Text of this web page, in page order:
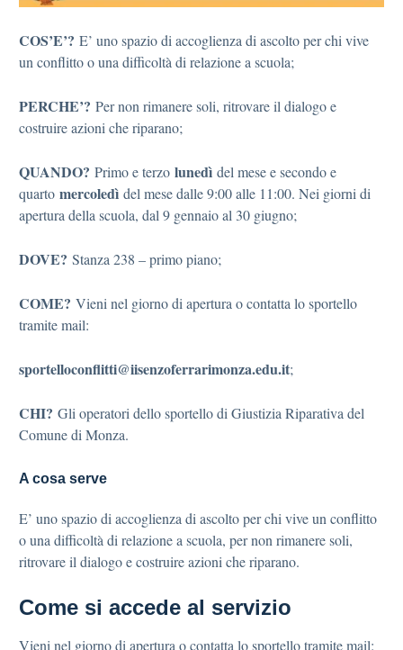
COS’E’? E’ uno spazio di accoglienza di ascolto per chi vive
un conflitto o una difficoltà di relazione a scuola;
PERCHE’? Per non rimanere soli, ritrovare il dialogo e
costruire azioni che riparano;
QUANDO? Primo e terzo lunedì del mese e secondo e
quarto mercoledì del mese dalle 9:00 alle 11:00. Nei giorni di
apertura della scuola, dal 9 gennaio al 30 giugno;
DOVE? Stanza 238 – primo piano;
COME? Vieni nel giorno di apertura o contatta lo sportello
tramite mail:
sportelloconflitti@iisenzoferrarimonza.edu.it;
CHI? Gli operatori dello sportello di Giustizia Riparativa del
Comune di Monza.
A cosa serve
E’ uno spazio di accoglienza di ascolto per chi vive un conflitto
o una difficoltà di relazione a scuola, per non rimanere soli,
ritrovare il dialogo e costruire azioni che riparano.
Come si accede al servizio
Vieni nel giorno di apertura o contatta lo sportello tramite mail: